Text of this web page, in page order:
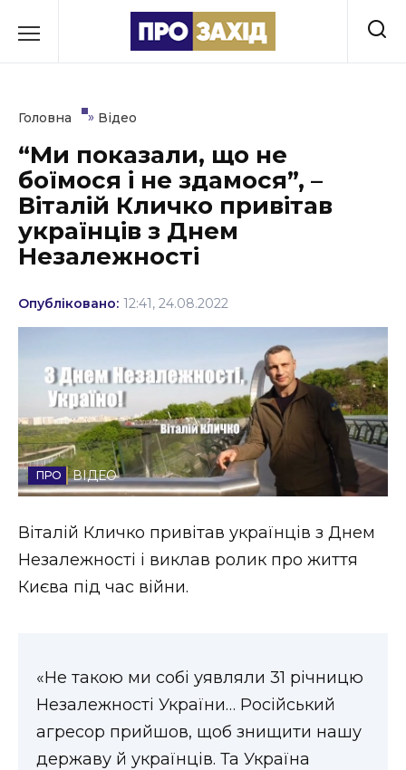
до
Культура
Освіта
Події
Політика
Спорт
Стиль життя
Втрачений Ужгород
ЗАКАРПАТСЬКІ НОВИНИ
НОВИНИ ЗАХІДНОЇ УКРАЇНИ
ФОТО
Головна » Відео
“Ми показали, що не
боїмося і не здамося”, –
Віталій Кличко привітав
українців з Днем
Незалежності
Опубліковано: 12:41, 24.08.2022
ВІДЕО
Віталій Кличко привітав українців з Днем
Незалежності і виклав ролик про життя
Києва під час війни.
«Не такою ми собі уявляли 31 річницю
Незалежності України… Російський
агресор прийшов, щоб знищити нашу
державу й українців. Та Україна